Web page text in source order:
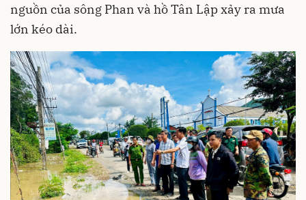
nguồn của sông Phan và hồ Tân Lập xảy ra mưa
lớn kéo dài.